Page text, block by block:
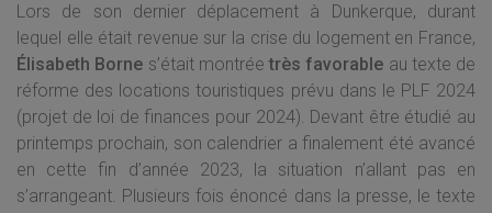
Lors de son dernier déplacement à Dunkerque, durant
lequel elle était revenue sur la crise du logement en France,
Élisabeth Borne s’était montréetrès favorable au texte de
réforme des locations touristiques prévu dans le PLF 2024
(projet de loi de finances pour 2024). Devant être étudié au
printemps prochain, son calendrier a finalement été avancé
en cette fin d’année 2023, la situation n’allant pas en
s’arrangeant. Plusieurs fois énoncé dans la presse, le texte